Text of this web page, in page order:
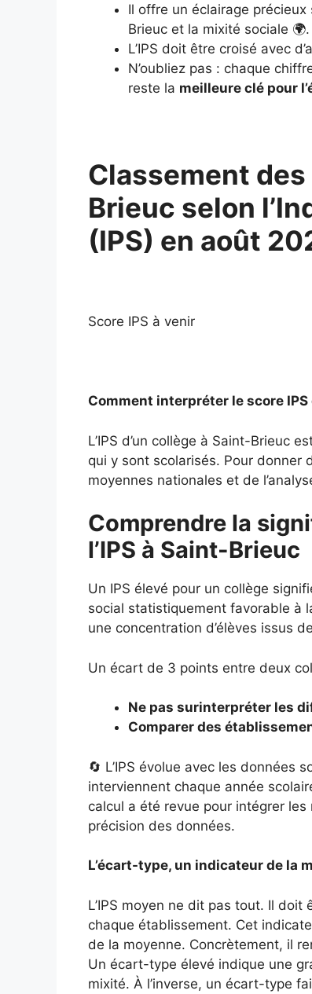
Il offre un éclairage
Brieuc et la mixité sociale 🌍.
L’IPS doit être croisé avec
N’oubliez pas : chaque
reste la meilleure clé pour
Classement
Brieuc selon
(IPS) en août
Score IPS à venir
Comment interpréter le score
L’IPS d’un collège à Saint-Brieuc
qui y sont scolarisés. Pour donner
moyennes nationales et de
Comprendre la
l’IPS à Saint-Brieuc
Un IPS élevé pour un collège
social statistiquement favorable à
une concentration d’élèves issus
Un écart de 3 points entre deux
Ne pas surinterpréter les
Comparer des
🔄 L’IPS évolue avec les données
interviennent chaque année
calcul a été revue pour intégrer
précision des données.
L’écart-type, un indicateur de la
L’IPS moyen ne dit pas tout. Il doit
chaque établissement. Cet
de la moyenne. Concrètement, il
Un écart-type élevé indique une
mixité. À l’inverse, un écart-type